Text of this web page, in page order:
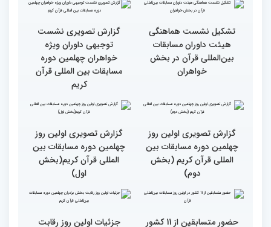
رقابت بخش بانوان چهلمین
دوره مسابقات بین المللی
قرآن آغاز شد
نوبت اجرای شرکت‌کنندگان
مسابقات بین‌المللی قرآن در
بخش خواهران اعلام شد
هیئت داوران مسابقات
بین‌المللی قرآن در بخش
خواهران
توجیهی داوران ویژه
خواهران چهلمین دوره
مسابقات بین المللی قرآن
کریم
گزارش تصویری اولین روز
گزارش تصویری اولین روز